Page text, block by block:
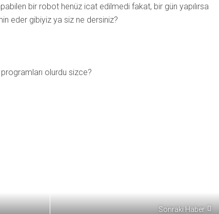
bir robot henüz icat edilmedi fakat, bir gün yapılırsa
eder gibiyiz ya siz ne dersiniz?
olurdu sizce?
Sonraki Haber